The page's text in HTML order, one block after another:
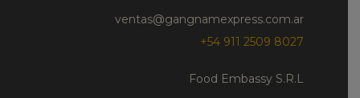
ventas@gangnamexpress.com.ar
+54 911 2509 8027
Food Embassy S.R.L